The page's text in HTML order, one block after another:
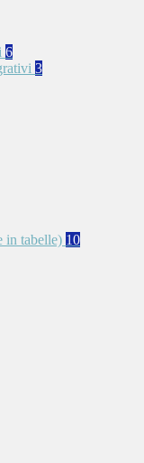
6
3
in tabelle) 10